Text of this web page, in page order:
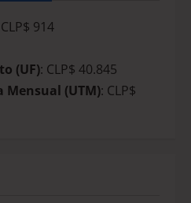
914
(UF): CLP$ 40.845
(UTM): CLP$